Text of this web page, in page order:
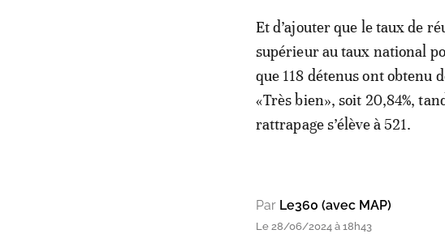
Et d’ajouter que le taux de
supérieur au taux national
que 118 détenus ont obtenu
«Très bien», soit 20,84%,
rattrapage s’élève à 521.
Par Le360 (avec MAP)
Le 28/06/2024 à 18h43